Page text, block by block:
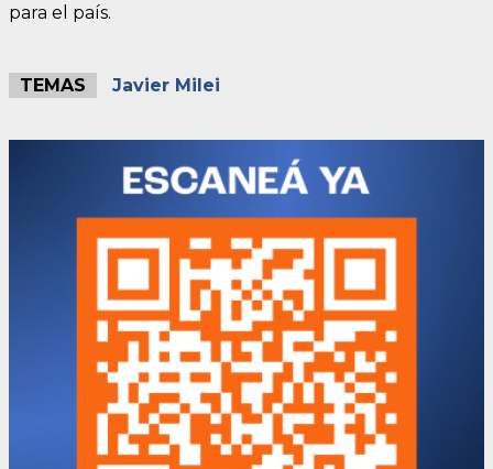
para el país.
TEMAS Javier Milei